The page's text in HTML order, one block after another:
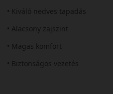
• Kiváló nedves tapadás
• Alacsony zajszint
• Magas komfort
• Biztonságos vezetés